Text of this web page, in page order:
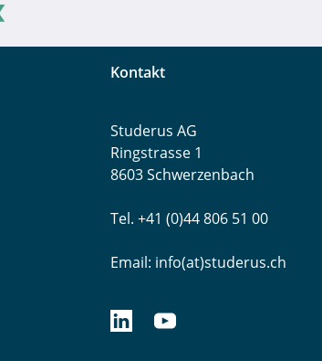
Kontakt
Studerus AG
Ringstrasse 1
8603 Schwerzenbach
Tel. +41 (0)44 806 51 00
Email: info(at)studerus.ch
linkedin.com/studerusag
youtube.com/studerus